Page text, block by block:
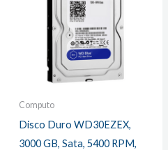
Computo
Disco Duro WD30EZEX,
3000 GB, Sata, 5400 RPM,